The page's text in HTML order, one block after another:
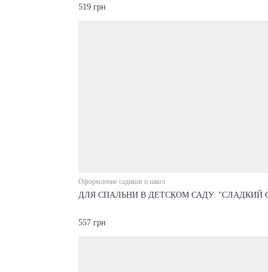
519 грн
Оформление садиков и школ
ДЛЯ СПАЛЬНИ В ДЕТСКОМ САДУ: "СЛАДКИЙ
557 грн